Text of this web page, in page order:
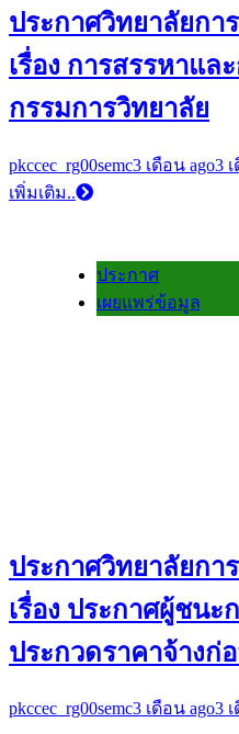
ประกาศวิทยาลัยกา
เรื่อง การสรรหาแล
กรรมการวิทยาลัย
pkccec_rg00semc3 เดือน ago3
เพิ่มเติม..
ประกาศ
เผยแพร่ข้อมูล
ประกาศวิทยาลัยกา
เรื่อง ประกาศผู้ชนะ
ประกวดราคาจ้างก่
pkccec_rg00semc3 เดือน ago3